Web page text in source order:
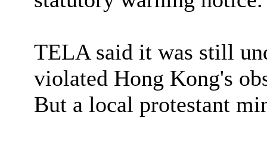
TELA said it was still
violated Hong Kong's
But a local protestant